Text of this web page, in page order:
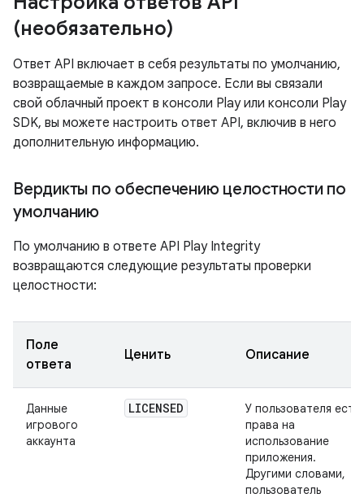
(необязательно)
Ответ API включает в себя результаты по умолчанию,
возвращаемые в каждом запросе. Если вы связали
свой облачный проект в консоли Play или консоли Play
SDK, вы можете настроить ответ API, включив в него
дополнительную информацию.
Вердикты по обеспечению целостности по
умолчанию
По умолчанию в ответе API Play Integrity
возвращаются следующие результаты проверки
целостности:
Поле
ответа
Ценить Описание
Данные
игрового
аккаунта
LICENSED
У пользователя есть
права на
использование
приложения.
Другими словами,
пользователь